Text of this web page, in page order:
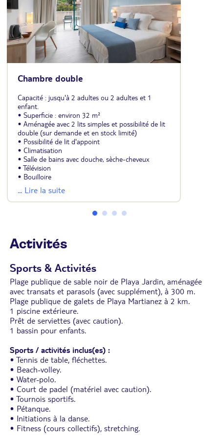
Chambre double
Capacité : jusqu'à 2 adultes ou 2 adultes et 1
enfant.
• Superficie : environ 32 m²
• Aménagée avec 2 lits simples et possibilité de lit
double (sur demande et en stock limité)
• Possibilité de lit d'appoint
• Climatisation
• Salle de bains avec douche, sèche-cheveux
• Télévision
• Bouilloire
• Mini-réfrigérateur (vide)
• Coffre-fort
• Wifi
... Lire la suite
Activités
Sports & Activités
Plage publique de sable noir de Playa Jardin, aménagée
avec transats et parasols (avec supplément), à 300 m.
Plage publique de galets de Playa Martianez à 2 km.
1 piscine extérieure.
Prêt de serviettes (avec caution).
1 bassin pour enfants.
Sports / activités inclus(es) :
• Tennis de table, fléchettes.
• Beach-volley.
• Water-polo.
• Court de padel (matériel avec caution).
• Tournois sportifs.
• Pétanque.
• Initiations à la danse.
• Fitness (cours collectifs), stretching.